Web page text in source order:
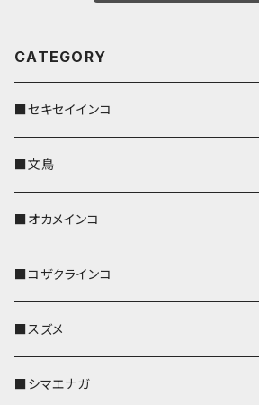
CATEGORY
■セキセイインコ
キーカバー
キーホルダー
パスケース
リール付きストラップ
リールのみ
IDカードホルダー
■文鳥
キーカバー
キーホルダー
パスケース
リール付きストラップ
■オカメインコ
キーカバー
キーホルダー
パスケース
■コザクラインコ
キーカバー
キーホルダー
■スズメ
キーカバー
■シマエナガ